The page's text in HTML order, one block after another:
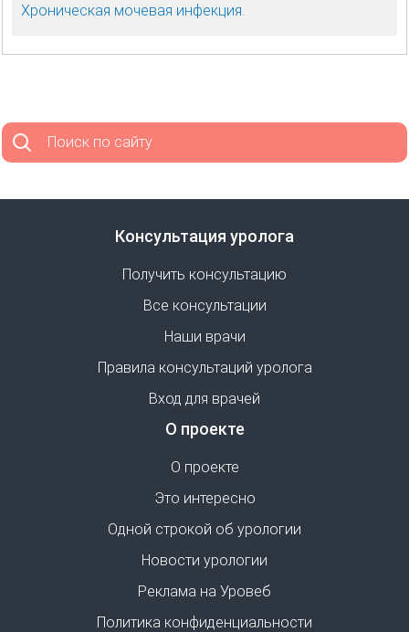
Хроническая мочевая инфекция.
Поиск по сайту
Консультация уролога
Получить консультацию
Все консультации
Наши врачи
Правила консультаций уролога
Вход для врачей
О проекте
О проекте
Это интересно
Одной строкой об урологии
Новости урологии
Реклама на Уровеб
Политика конфиденциальности